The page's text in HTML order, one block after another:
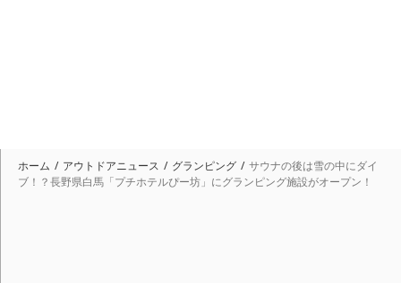
ホーム アウトドアニュース グランピング
サウナの後は雪の中にダイ
ブ！？長野県白馬「プチホテルぴー坊」にグランピング施設がオープン！